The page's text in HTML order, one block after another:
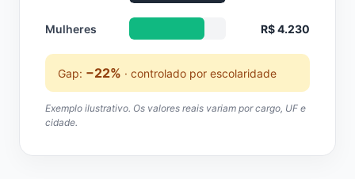
Mulheres R$ 4.230
Gap: −22% · controlado por escolaridade
Exemplo ilustrativo. Os valores reais variam por cargo, UF e
cidade.